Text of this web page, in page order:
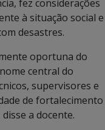
fez considerações
à situação social e
desastres.
oportuna do
central do
supervisores e
de fortalecimento
a docente.